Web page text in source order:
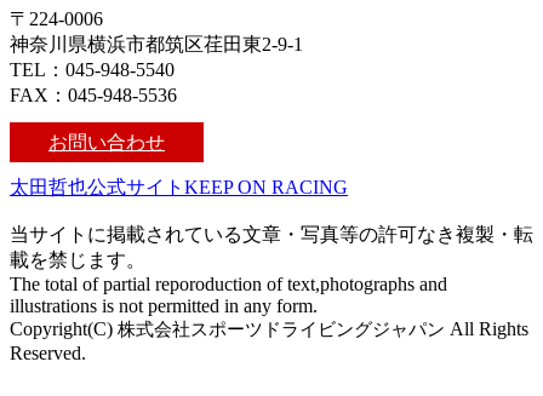
〒224-0006
神奈川県横浜市都筑区荏田東2-9-1
TEL：045-948-5540
FAX：045-948-5536
お問い合わせ
太田哲也公式サイトKEEP ON RACING
当サイトに掲載されている文章・写真等の許可なき複製・転
載を禁じます。
The total of partial reporoduction of text,photographs and
illustrations is not permitted in any form.
Copyright(C) 株式会社スポーツドライビングジャパン All Rights
Reserved.